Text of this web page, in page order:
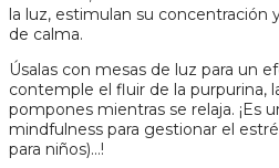
la luz, estimulan su
de calma.
Úsalas con mesas de luz para un
contemple el fluir de la purpurina,
pompones mientras se relaja. ¡Es
mindfulness para gestionar el
para niños)…!